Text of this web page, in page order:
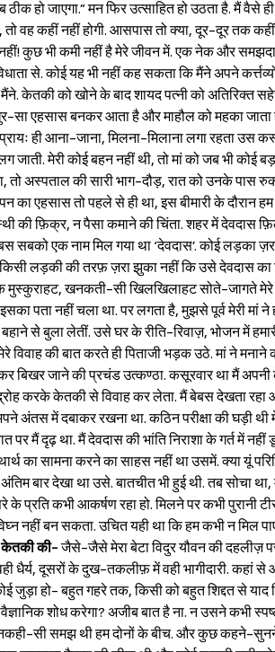
Sign
हो जाएगा.” मन फिर उत्साहित हो उठता है. मैं
वह कहीं नहीं होगी. आसपास तो क्या, दूर-दूर तक कहीं
नहीं! कुछ भी कमी नहीं है मेरे जीवन में. एक नेक और
से. कोई यह भी नहीं कह सकता कि मैंने अपने
मैंने. केतकी को खोने के बाद शायद पत्नी को
एहसास बनकर आता है और माहौल को महका जाता है.
ही आना-जाना, मिलना-मिलाना लगा रहता उस
मेरी कोई बहन नहीं थी, तो मां को जब भी कोई
तो अस्पताल की सारी भाग-दौड़, रात को उनके पास
का एहसास तो पहले से ही था, इस बीमारी के
की फ़िक्र, न पैसा कमाने की चिंता. शहर में देवदास
एक नाम मिल गया था ‘देवदास’. कोई लड़का
लड़की की तरफ़ ज़रा झुका नहीं कि उसे देवदास का
मुस्कुराहट, खनकती-सी खिलखिलाहट सोते-जागते
पता नहीं चला था. पर लगता है, मुझसे पूर्व मेरी मां ने
से बुला लेतीं. उसे घर के रीति-रिवाज़, भोजन में
विवाह की बात करते ही पिताजी भड़क उठे. मां ने मनाने
जाने की प्रचंड उत्कण्ठा. कसूरवार था मैं अपनी
करके केतकी से विवाह कर लेता. मैं बेबस देखता
अंतस में दबाकर रखना था. कठिन परीक्षा की घड़ी
मैं दृढ़ था. मैं देवदास की भांति निराशा के गर्त में नहीं
का सामना करने का साहस नहीं था उसमें. क्या यूं
बार देखा था उसे. बातचीत भी हुई थी. तब सोचा
प्रति कभी आकर्षण रहा हो. मिलने पर कभी पुरानी
नहीं बन सकता. उचित यही था कि हम कभी न मिल
की-जैसे-जैसे मेरा बेटा विदुर यौवन की दहलीज़
वही धैर्य, दूसरों के दुख-तकलीफ़ में वही भागीदारी.
जुड़ा हो- बहुत गहरे तक, किसी को बहुत शिद्दत से
शोध करेगा? अजीब बात है ना. न उसने कभी
सी समझ थी हम दोनों के बीच. और कुछ कहने-